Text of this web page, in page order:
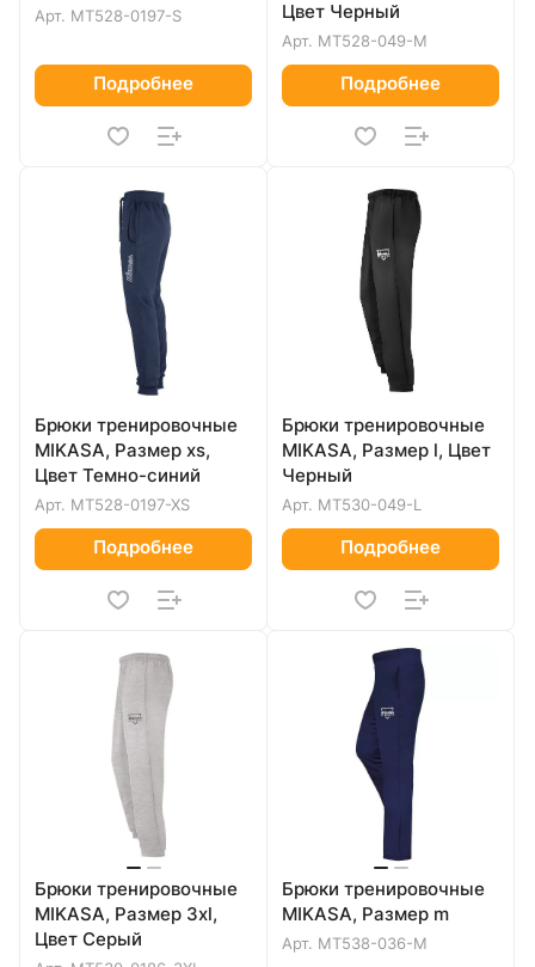
Арт. MT528-0197-S
Подробнее
Цвет Черный
Арт. MT528-049-M
Подробнее
Брюки тренировочные
MIKASA, Размер xs,
Цвет Темно-синий
Арт. MT528-0197-XS
Подробнее
Брюки тренировочные
MIKASA, Размер l, Цвет
Черный
Арт. MT530-049-L
Подробнее
Брюки тренировочные
MIKASA, Размер 3xl,
Цвет Серый
Брюки тренировочные
MIKASA, Размер m
Арт. MT538-036-M